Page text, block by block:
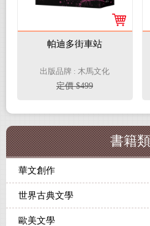
帕迪多街車站
出版品牌 : 木馬文化
定價 $499
書籍
華文創作
世界古典文學
歐美文學